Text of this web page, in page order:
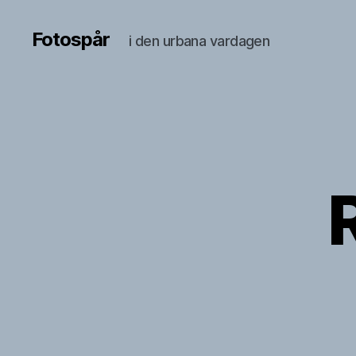
Fotospår i den urbana vardagen